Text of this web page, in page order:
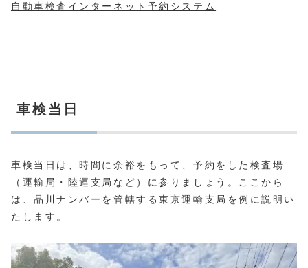
自動車検査インターネット予約システム
車検当日
車検当日は、時間に余裕をもって、予約をした検査場
（運輸局・陸運支局など）に参りましょう。ここから
は、品川ナンバーを管轄する東京運輸支局を例に説明い
たします。